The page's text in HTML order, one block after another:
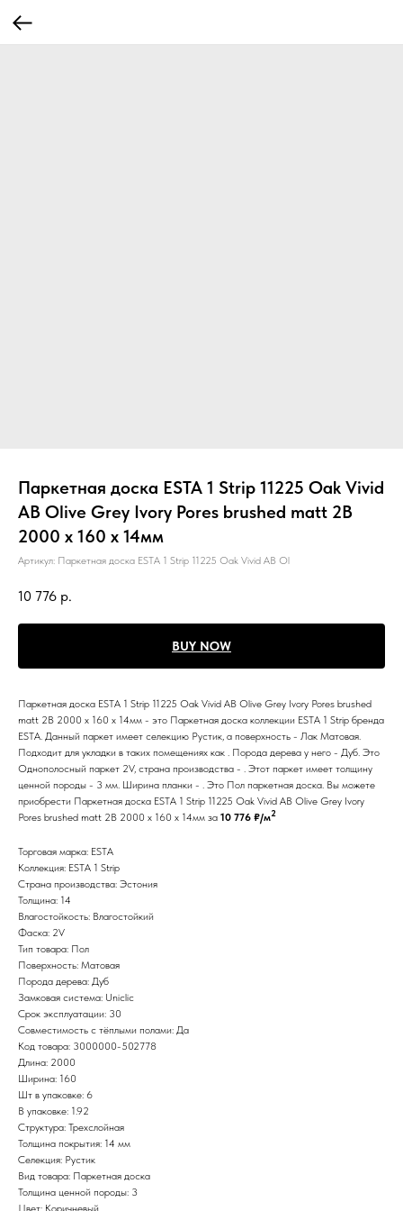
Паркетная доска ESTA 1 Strip 11225 Oak Vivid
АВ Olive Grey Ivory Pores brushed matt 2B
2000 x 160 x 14мм
Артикул: Паркетная доска ESTA 1 Strip 11225 Oak Vivid АВ Ol
10 776 р.
BUY NOW
Паркетная доска ESTA 1 Strip 11225 Oak Vivid АВ Olive Grey Ivory Pores brushed
matt 2B 2000 x 160 x 14мм - это Паркетная доска коллекции ESTA 1 Strip бренда
ESTA. Данный паркет имеет селекцию Рустик, а поверхность - Лак Матовая.
Подходит для укладки в таких помещениях как . Порода дерева у него - Дуб. Это
Однополосный паркет 2V, страна производства - . Этот паркет имеет толщину
ценной породы - 3 мм. Ширина планки - . Это Пол паркетная доска. Вы можете
приобрести Паркетная доска ESTA 1 Strip 11225 Oak Vivid АВ Olive Grey Ivory
Pores brushed matt 2B 2000 x 160 x 14мм за 10 776 ₽/м2
Торговая марка: ESTA
Коллекция: ESTA 1 Strip
Страна производства: Эстония
Толщина: 14
Влагостойкость: Влагостойкий
Фаска: 2V
Тип товара: Пол
Поверхность: Матовая
Порода дерева: Дуб
Замковая система: Uniclic
Срок эксплуатации: 30
Совместимость с тёплыми полами: Да
Код товара: 3000000-502778
Длина: 2000
Ширина: 160
Шт в упаковке: 6
В упаковке: 1.92
Структура: Трехслойная
Толщина покрытия: 14 мм
Селекция: Рустик
Вид товара: Паркетная доска
Толщина ценной породы: 3
Цвет: Коричневый